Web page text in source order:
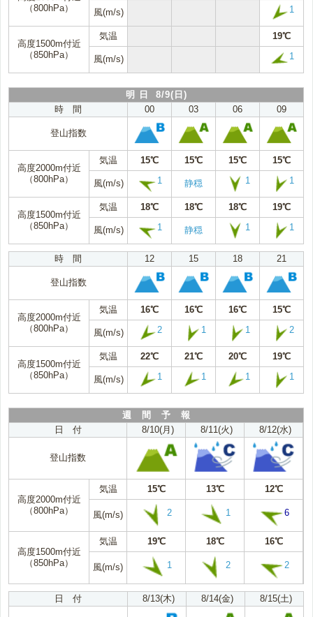
（800hPa）
風(m/s) 1
高度1500m付近
（850hPa）
気温 19℃
風(m/s) 1
明 日 8/9(日)
時 間
00 03 06 09
登山指数
高度2000m付近
（800hPa）
気温 15℃ 15℃ 15℃ 15℃
風(m/s) 1 静穏 1 1
高度1500m付近
（850hPa）
気温 18℃ 18℃ 18℃ 19℃
風(m/s) 1 静穏 1 1
時 間 12 15 18 21
登山指数
高度2000m付近
（800hPa）
気温 16℃ 16℃ 16℃ 15℃
風(m/s) 2 1 1 2
高度1500m付近
（850hPa）
気温 22℃ 21℃ 20℃ 19℃
風(m/s) 1 1 1 1
週 間 予 報
日 付
8/10(月) 8/11(火) 8/12(水)
登山指数
高度2000m付近
（800hPa）
気温 15℃ 13℃ 12℃
風(m/s) 2 1 6
高度1500m付近
（850hPa）
気温 19℃ 18℃ 16℃
風(m/s) 1 2 2
日 付 8/13(木) 8/14(金) 8/15(土)